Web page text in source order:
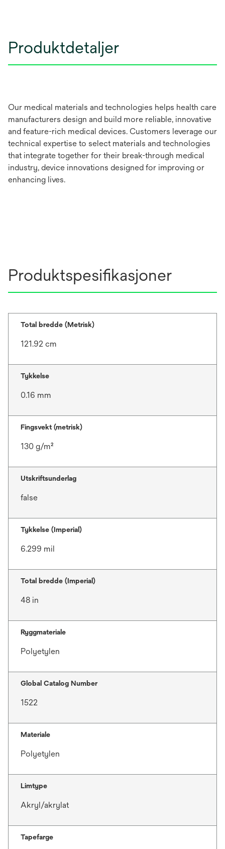
Produktdetaljer
Our medical materials and technologies helps health care
manufacturers design and build more reliable, innovative
and feature-rich medical devices. Customers leverage our
technical expertise to select materials and technologies
that integrate together for their break-through medical
industry, device innovations designed for improving or
enhancing lives.
Produktspesifikasjoner
Total bredde (Metrisk)
121.92 cm
Tykkelse
0.16 mm
Fingsvekt (metrisk)
130 g/m²
Utskriftsunderlag
false
Tykkelse (Imperial)
6.299 mil
Total bredde (Imperial)
48 in
Ryggmateriale
Polyetylen
Global Catalog Number
1522
Materiale
Polyetylen
Limtype
Akryl/akrylat
Tapefarge